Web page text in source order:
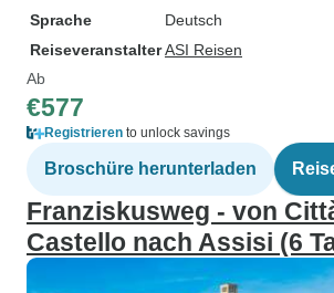
Sprache
Deutsch
ReiseveranstalterASI Reisen
Ab
€577
Registrieren to unlock savings
Broschüre herunterladen
Franziskusweg - von
Castello nach Assisi (6